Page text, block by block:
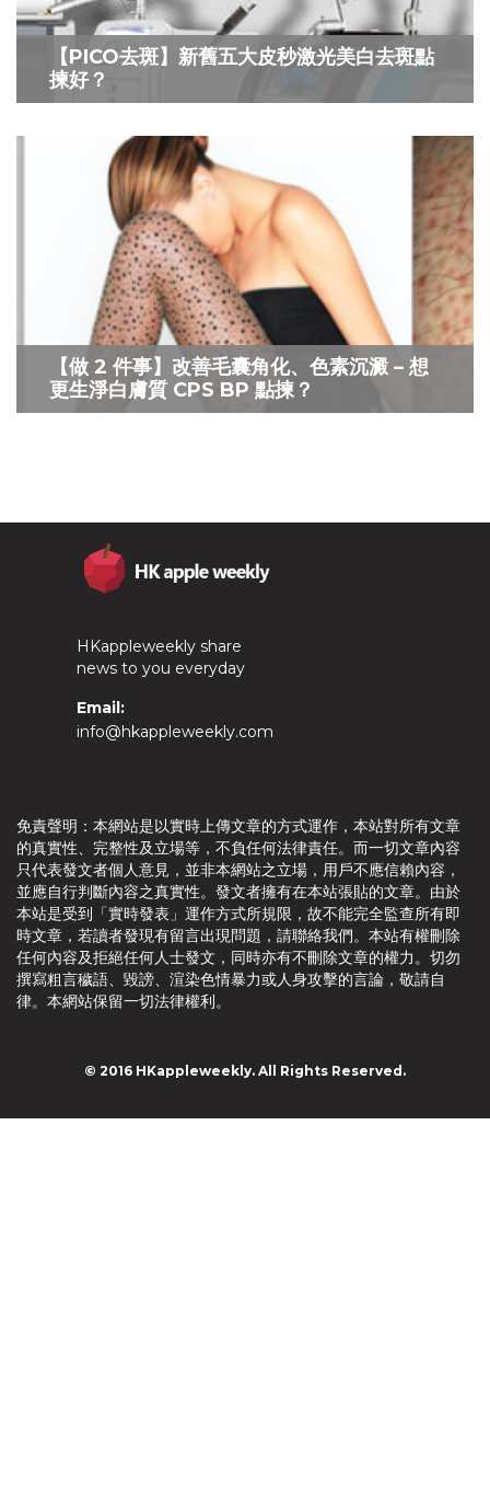
【PICO去斑】新舊五大皮秒激光美白去斑點
揀好？
【做 2 件事】改善毛囊角化、色素沉澱 – 想
更生淨白膚質 CPS BP 點揀？
HKappleweekly share
news to you everyday
Email:
info@hkappleweekly.com
免責聲明：本網站是以實時上傳文章的方式運作，本站對所有文章
的真實性、完整性及立場等，不負任何法律責任。而一切文章內容
只代表發文者個人意見，並非本網站之立場，用戶不應信賴內容，
並應自行判斷內容之真實性。發文者擁有在本站張貼的文章。由於
本站是受到「實時發表」運作方式所規限，故不能完全監查所有即
時文章，若讀者發現有留言出現問題，請聯絡我們。本站有權刪除
任何內容及拒絕任何人士發文，同時亦有不刪除文章的權力。切勿
撰寫粗言穢語、毀謗、渲染色情暴力或人身攻擊的言論，敬請自
律。本網站保留一切法律權利。
© 2016 HKappleweekly. All Rights Reserved.